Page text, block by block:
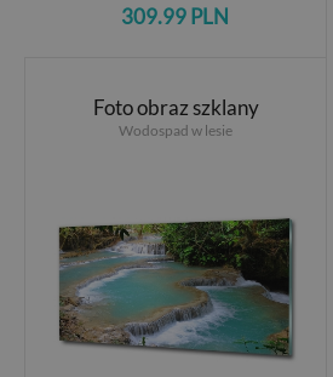
309.99 PLN
Foto obraz szklany
Wodospad w lesie